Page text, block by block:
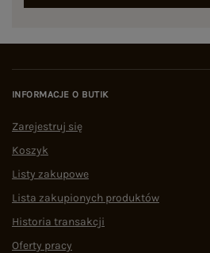
INFORMACJE O BUTIK
Zarejestruj się
Koszyk
Listy zakupowe
Lista zakupionych produktów
Historia transakcji
Oferty pracy